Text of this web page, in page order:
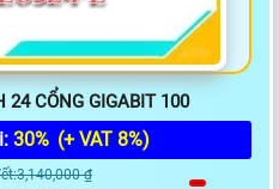
24 CỔNG GIGABIT 100
30% (+ VAT 8%)
₫